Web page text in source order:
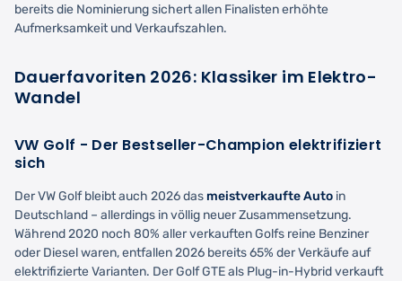
bereits die Nominierung sichert allen Finalisten erhöhte
Aufmerksamkeit und Verkaufszahlen.
Dauerfavoriten 2026: Klassiker im Elektro-
Wandel
VW Golf - Der Bestseller-Champion elektrifiziert
sich
Der VW Golf bleibt auch 2026 das meistverkaufte Auto in
Deutschland – allerdings in völlig neuer Zusammensetzung.
Während 2020 noch 80% aller verkauften Golfs reine Benziner
oder Diesel waren, entfallen 2026 bereits 65% der Verkäufe auf
elektrifizierte Varianten. Der Golf GTE als Plug-in-Hybrid verkauft